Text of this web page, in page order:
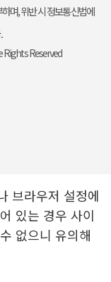
며, 위반 시 정보통신법에
Rights Reserved
브라우저 설정에
있는 경우 사이
없으니 유의해